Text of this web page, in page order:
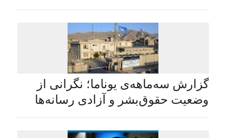
گزارش سه‌ماهه‌ی یوناما؛ نگرانی از
وضعیت حقوق‌بشر و آزادی رسانه‌ها